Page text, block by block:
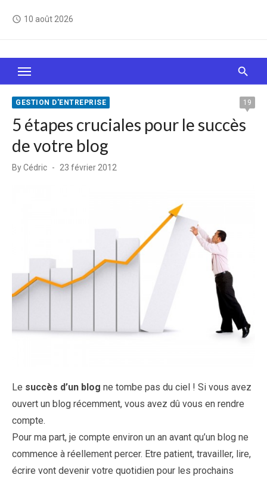
access_time 10 août 2026
Le Web, c'est comme une boîte de chocolats… On
sait jamais sur quoi on va tomber !
GESTION D'ENTREPRISE 19
5 étapes cruciales pour le succès
de votre blog
ByCédric
Posted
23 février 2012
Le succès d’un blog ne tombe pas du ciel ! Si vous avez
ouvert un blog récemment, vous avez dû vous en rendre
compte.
Pour ma part, je compte environ un an avant qu’un blog ne
commence à réellement percer. Etre patient, travailler, lire,
écrire vont devenir votre quotidien pour les prochains